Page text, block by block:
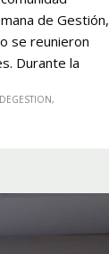
de Gestión,
se reunieron
Durante la